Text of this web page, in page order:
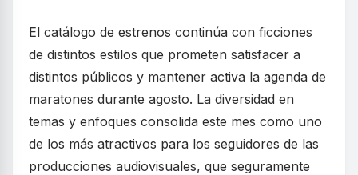
El catálogo de estrenos continúa con ficciones
de distintos estilos que prometen satisfacer a
distintos públicos y mantener activa la agenda de
maratones durante agosto. La diversidad en
temas y enfoques consolida este mes como uno
de los más atractivos para los seguidores de las
producciones audiovisuales, que seguramente